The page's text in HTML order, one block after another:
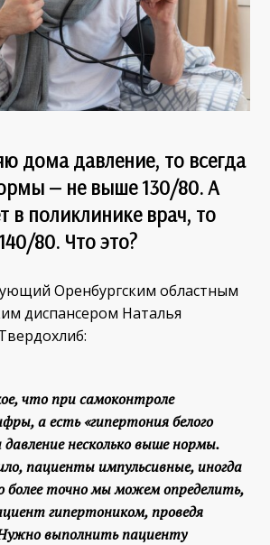
дома давление, то всегда
— не выше 130/80. А
в поликлинике врач, то
80. Что это?
Оренбургским областным
диспансером Наталья
что при самоконтроле
а есть «гипертония белого
давление несколько выше нормы.
пациенты импульсивные, иногда
точно мы можем определить,
гипертоником, проведя
Нужно выполнить пациенту